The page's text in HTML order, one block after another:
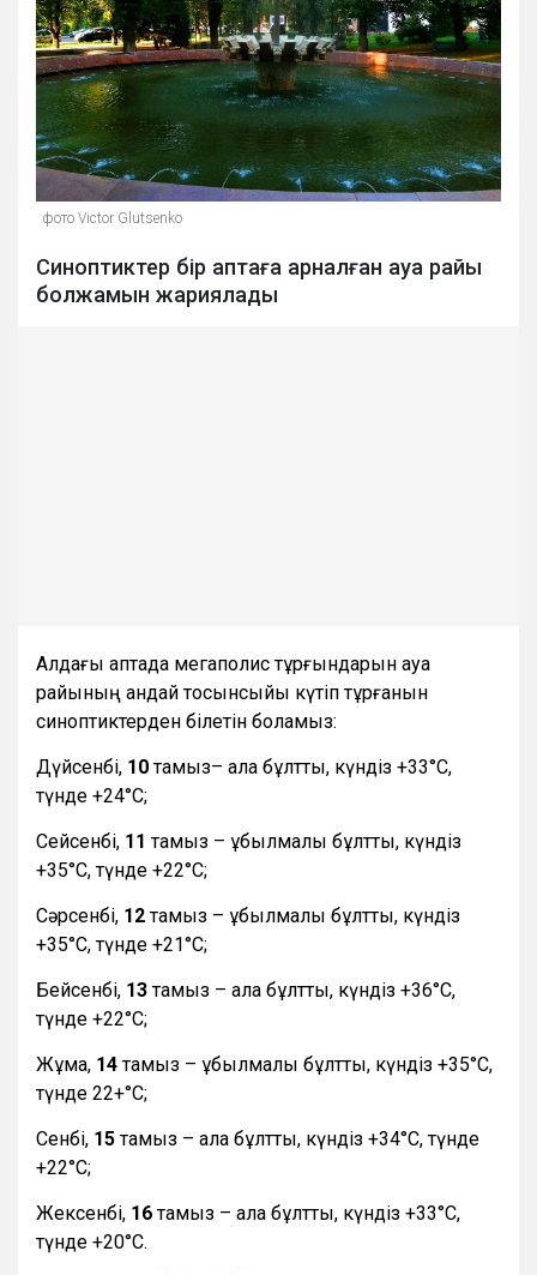
фото Victor Glutsenko
Синоптиктер бір аптаға арналған ауа райы
болжамын жариялады
Алдағы аптада мегаполис тұрғындарын ауа
райының қандай тосынсыйы күтіп тұрғанын
синоптиктерден білетін боламыз:
Дүйсенбі, 10тамыз– ала бұлтты, күндіз +33°С,
түнде +24°С;
Сейсенбі, 11тамыз – құбылмалы бұлтты, күндіз
+35°С, түнде +22°С;
Сәрсенбі, 12тамыз – құбылмалы бұлтты, күндіз
+35°С, түнде +21°С;
Бейсенбі, 13тамыз – ала бұлтты, күндіз +36°С,
түнде +22°С;
Жұма, 14тамыз – құбылмалы бұлтты, күндіз +35°С,
түнде 22+°С;
Сенбі, 15тамыз – ала бұлтты, күндіз +34°С, түнде
+22°С;
Жексенбі, 16тамыз – ала бұлтты, күндіз +33°С,
түнде +20°С.